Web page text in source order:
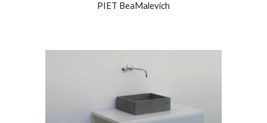
PIET BeaMalevich